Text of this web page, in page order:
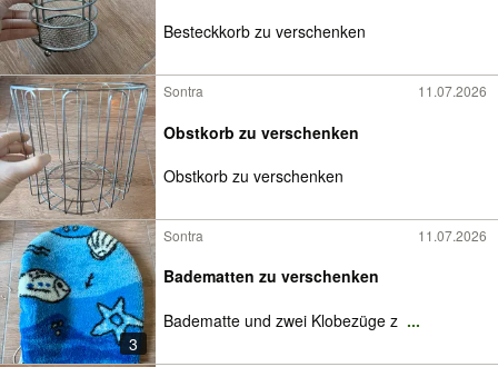
Besteckkorb zu verschenken
Sontra 11.07.2026
Obstkorb zu verschenken
Obstkorb zu verschenken
3
Sontra 11.07.2026
Badematten zu verschenken
Badematte und zwei Klobezüge z ...